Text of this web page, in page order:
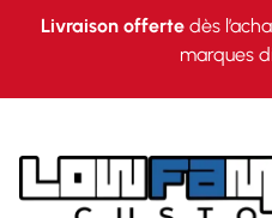
Livraison offertedès
marques